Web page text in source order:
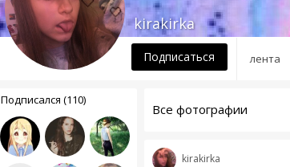
лента
kirakirka
Подписаться
Подписался (110)
Все фотографии
kirakirka